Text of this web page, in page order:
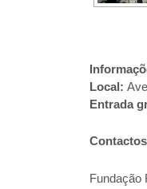
Local:
Entrada
Contactos
Fundação